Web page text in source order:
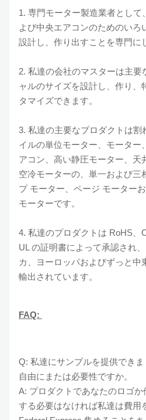
1. 専門モーター製造業者として
よび中央エアコンのためのいろ
設計し、作り出すことを専門に
2. 私達の会社のマスターは主要
ャルのサイズを設計し、作り、
タマイズできます。
3. 私達の主要なプロダクトは割
イルの単位モーター、モーター
アコン、高い静圧モーター、天
空冷モーターの、単一および三
プ モーター、ページ モーター
モーターです。
4. 私達のプロダクトは RoHS、
UL の証明書によって承認され
カ、ヨーロッパおよびずっと中
輸出されています。
FAQ:
Q: 私達にサンプルを提供でき
自由にまたは必要性ですか。
A: プロダクトであなたのロゴか
する必要はなければ私達は費用